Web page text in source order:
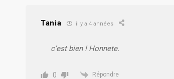
Tania il y a 4 années
c’est bien ! Honnete.
0 Répondre